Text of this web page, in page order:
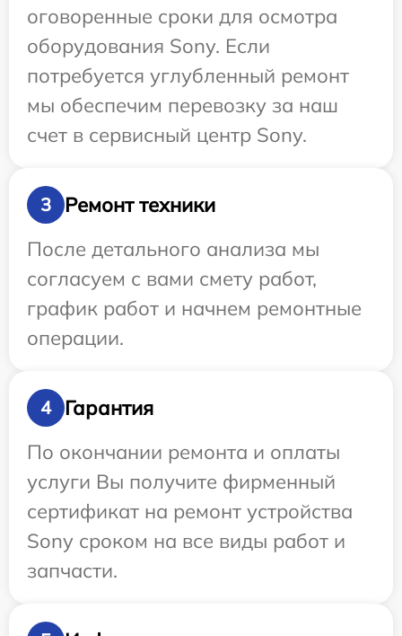
оговоренные сроки для осмотра
оборудования Sony. Если
потребуется углубленный ремонт
мы обеспечим перевозку за наш
счет в сервисный центр Sony.
3
Ремонт техники
После детального анализа мы
согласуем с вами смету работ,
график работ и начнем ремонтные
операции.
4
Гарантия
По окончании ремонта и оплаты
услуги Вы получите фирменный
сертификат на ремонт устройства
Sony сроком на все виды работ и
запчасти.